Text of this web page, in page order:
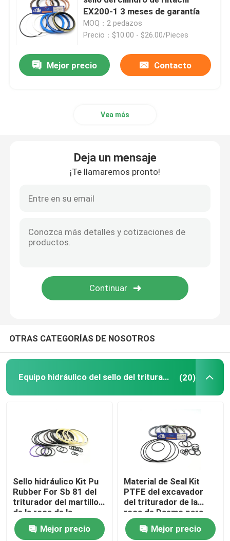
Excavador Seal Kit
equipo del sello del jcb
Sello de aceite hidráulico
Anillo hidráulico del desgaste
Excavador Spare Parts
Juego de sellos para cargador
EX200-1 3 meses de garantía
MOQ：2 pedazos
Precio：$10.00 - $26.00/Pieces
Mejor precio Contacto
Vea más
Deja un mensaje
¡Te llamaremos pronto!
OTRAS CATEGORÍAS DE NOSOTROS
Equipo hidráulico del sello del triturador (20)
Sello hidráulico Kit Pu
Rubber For Sb 81 del
triturador del martillo
de la roca de la
reparación
Mejor precio
Material de Seal Kit
PTFE del excavador
del triturador de la
roca de Daemo para
DMB 140
Mejor precio